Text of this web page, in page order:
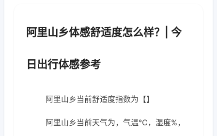
阿里山乡体感舒适度怎么样？| 今
日出行体感参考
阿里山乡当前舒适度指数为【】
阿里山乡当前天气为，气温℃，湿度%，